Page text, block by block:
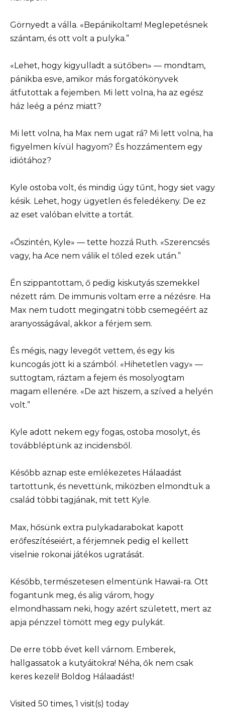
Görnyedt a válla. «Bepánikoltam! Meglepetésnek
szántam, és ott volt a pulyka.”
«Lehet, hogy kigyulladt a sütőben» — mondtam,
pánikba esve, amikor más forgatókönyvek
átfutottak a fejemben. Mi lett volna, ha az egész
ház leég a pénz miatt?
Mi lett volna, ha Max nem ugat rá? Mi lett volna, ha
figyelmen kívül hagyom? És hozzámentem egy
idiótához?
Kyle ostoba volt, és mindig úgy tűnt, hogy siet vagy
késik. Lehet, hogy ügyetlen és feledékeny. De ez
az eset valóban elvitte a tortát.
«Őszintén, Kyle» — tette hozzá Ruth. «Szerencsés
vagy, ha Ace nem válik el tőled ezek után.”
Én szippantottam, ő pedig kiskutyás szemekkel
nézett rám. De immunis voltam erre a nézésre. Ha
Max nem tudott megingatni több csemegéért az
aranyosságával, akkor a férjem sem.
És mégis, nagy levegőt vettem, és egy kis
kuncogás jött ki a számból. «Hihetetlen vagy» —
suttogtam, ráztam a fejem és mosolyogtam
magam ellenére. «De azt hiszem, a szíved a helyén
volt.”
Kyle adott nekem egy fogas, ostoba mosolyt, és
továbbléptünk az incidensből.
Később aznap este emlékezetes Hálaadást
tartottunk, és nevettünk, miközben elmondtuk a
család többi tagjának, mit tett Kyle.
Max, hősünk extra pulykadarabokat kapott
erőfeszítéseiért, a férjemnek pedig el kellett
viselnie rokonai játékos ugratását.
Később, természetesen elmentünk Hawaii-ra. Ott
fogantunk meg, és alig várom, hogy
elmondhassam neki, hogy azért született, mert az
apja pénzzel tömött meg egy pulykát.
De erre több évet kell várnom. Emberek,
hallgassatok a kutyáitokra! Néha, ők nem csak
keres kezeli! Boldog Hálaadást!
Visited 50 times, 1 visit(s) today